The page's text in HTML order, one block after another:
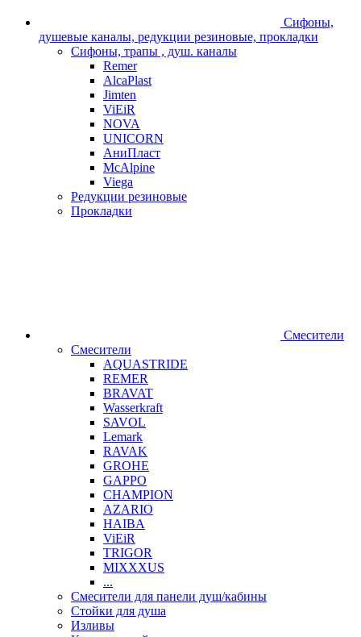
Сифоны,
душевые каналы, редукции резиновые, прокладки
Сифоны, трапы , душ. каналы
Remer
AlcaPlast
Jimten
ViEiR
NOVA
UNICORN
АниПласт
McAlpine
Viega
Редукции резиновые
Прокладки
Смесители
Смесители
AQUASTRIDE
REMER
BRAVAT
Wasserkraft
SAVOL
Lemark
RAVAK
GROHE
GAPPO
CHAMPION
AZARIO
HAIBA
ViEiR
TRIGOR
MIXXXUS
...
Смесители для панели душ/кабины
Стойки для душа
Изливы